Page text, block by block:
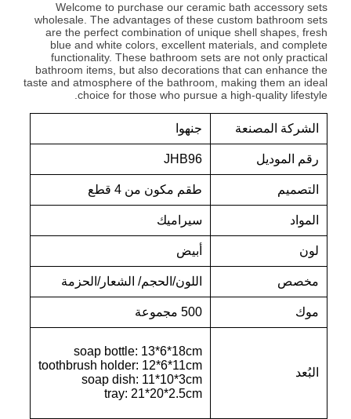
Welcome to purchase our ceramic bath accessory sets
wholesale. The advantages of these custom bathroom sets
are the perfect combination of unique shell shapes, fresh
blue and white colors, excellent materials, and complete
functionality. These bathroom sets are not only practical
bathroom items, but also decorations that can enhance the
taste and atmosphere of the bathroom, making them an ideal
choice for those who pursue a high-quality lifestyle.
الشركة المصنعة جنهوا
رقم الموديل JHB96
التصميم طقم مكون من 4 قطع
المواد سيراميك
لون أبيض
مخصص اللون/الحجم/ الشعار/الحزمة
موك 500 مجموعة
البُعد
soap bottle: 13*6*18cm
toothbrush holder: 12*6*11cm
soap dish: 11*10*3cm
tray: 21*20*2.5cm